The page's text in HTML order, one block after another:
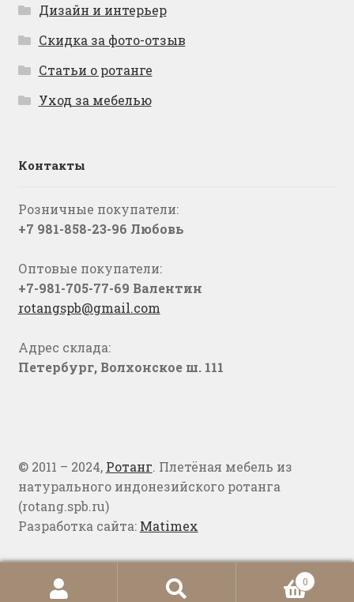
Дизайн и интерьер
Скидка за фото-отзыв
Статьи о ротанге
Уход за мебелью
Контакты
Розничные покупатели:
+7 981-858-23-96 Любовь
Оптовые покупатели:
+7-981-705-77-69 Валентин
rotangspb@gmail.com
Адрес склада:
Петербург, Волхонское ш. 111
© 2011 – 2024, Ротанг. Плетёная мебель из
натурального индонезийского ротанга
(rotang.spb.ru)
Разработка сайта: Matimex
Искать:
0